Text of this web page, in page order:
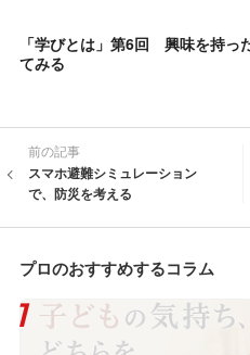
「学びとは」第6回 興味を持っ
てみる
前の記事
スマホ避難シミュレーション
で、防災を考える
プロのおすすめするコラム